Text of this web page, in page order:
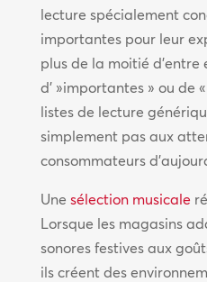
lecture spécialement
importantes pour leur
plus de la moitié d’entre
d' »importantes » ou de
listes de lecture
simplement pas aux
consommateurs
Une sélection musicale
Lorsque les magasins
sonores festives aux
ils créent des